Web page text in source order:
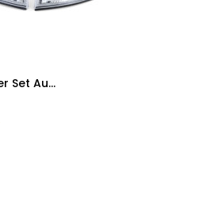
Frontblinker Set Audi A6 C4 Weiss